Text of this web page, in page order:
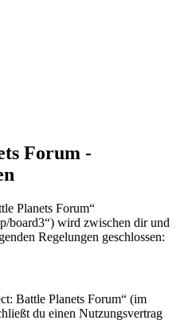
Forum -
Planets Forum“
board3“) wird zwischen dir und
Regelungen geschlossen:
Battle Planets Forum“ (im
du einen Nutzungsvertrag